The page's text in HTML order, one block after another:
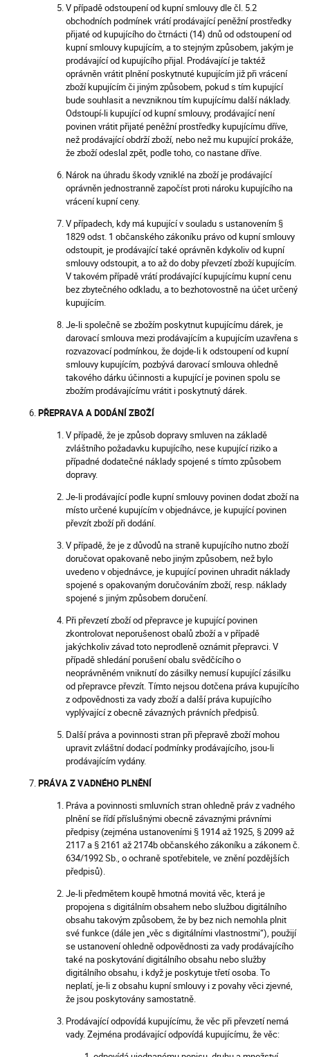
V případě odstoupení od kupní smlouvy dle čl. 5.2
obchodních podmínek vrátí prodávající peněžní prostředky
přijaté od kupujícího do čtrnácti (14) dnů od odstoupení od
kupní smlouvy kupujícím, a to stejným způsobem, jakým je
prodávající od kupujícího přijal. Prodávající je taktéž
oprávněn vrátit plnění poskytnuté kupujícím již při vrácení
zboží kupujícím či jiným způsobem, pokud s tím kupující
bude souhlasit a nevzniknou tím kupujícímu další náklady.
Odstoupí-li kupující od kupní smlouvy, prodávající není
povinen vrátit přijaté peněžní prostředky kupujícímu dříve,
než prodávající obdrží zboží, nebo než mu kupující prokáže,
že zboží odeslal zpět, podle toho, co nastane dříve.
Nárok na úhradu škody vzniklé na zboží je prodávající
oprávněn jednostranně započíst proti nároku kupujícího na
vrácení kupní ceny.
V případech, kdy má kupující v souladu s ustanovením §
1829 odst. 1 občanského zákoníku právo od kupní smlouvy
odstoupit, je prodávající také oprávněn kdykoliv od kupní
smlouvy odstoupit, a to až do doby převzetí zboží kupujícím.
V takovém případě vrátí prodávající kupujícímu kupní cenu
bez zbytečného odkladu, a to bezhotovostně na účet určený
kupujícím.
Je-li společně se zbožím poskytnut kupujícímu dárek, je
darovací smlouva mezi prodávajícím a kupujícím uzavřena s
rozvazovací podmínkou, že dojde-li k odstoupení od kupní
smlouvy kupujícím, pozbývá darovací smlouva ohledně
takového dárku účinnosti a kupující je povinen spolu se
zbožím prodávajícímu vrátit i poskytnutý dárek.
PŘEPRAVA A DODÁNÍ ZBOŽÍ
V případě, že je způsob dopravy smluven na základě
zvláštního požadavku kupujícího, nese kupující riziko a
případné dodatečné náklady spojené s tímto způsobem
dopravy.
Je-li prodávající podle kupní smlouvy povinen dodat zboží na
místo určené kupujícím v objednávce, je kupující povinen
převzít zboží při dodání.
V případě, že je z důvodů na straně kupujícího nutno zboží
doručovat opakovaně nebo jiným způsobem, než bylo
uvedeno v objednávce, je kupující povinen uhradit náklady
spojené s opakovaným doručováním zboží, resp. náklady
spojené s jiným způsobem doručení.
Při převzetí zboží od přepravce je kupující povinen
zkontrolovat neporušenost obalů zboží a v případě
jakýchkoliv závad toto neprodleně oznámit přepravci. V
případě shledání porušení obalu svědčícího o
neoprávněném vniknutí do zásilky nemusí kupující zásilku
od přepravce převzít. Tímto nejsou dotčena práva kupujícího
z odpovědnosti za vady zboží a další práva kupujícího
vyplývající z obecně závazných právních předpisů.
Další práva a povinnosti stran při přepravě zboží mohou
upravit zvláštní dodací podmínky prodávajícího, jsou-li
prodávajícím vydány.
PRÁVA Z VADNÉHO PLNĚNÍ
Práva a povinnosti smluvních stran ohledně práv z vadného
plnění se řídí příslušnými obecně závaznými právními
předpisy (zejména ustanoveními § 1914 až 1925, § 2099 až
2117 a § 2161 až 2174b občanského zákoníku a zákonem č.
634/1992 Sb., o ochraně spotřebitele, ve znění pozdějších
předpisů).
Je-li předmětem koupě hmotná movitá věc, která je
propojena s digitálním obsahem nebo službou digitálního
obsahu takovým způsobem, že by bez nich nemohla plnit
své funkce (dále jen „věc s digitálními vlastnostmi“), použijí
se ustanovení ohledně odpovědnosti za vady prodávajícího
také na poskytování digitálního obsahu nebo služby
digitálního obsahu, i když je poskytuje třetí osoba. To
neplatí, je-li z obsahu kupní smlouvy i z povahy věci zjevné,
že jsou poskytovány samostatně.
Prodávající odpovídá kupujícímu, že věc při převzetí nemá
vady. Zejména prodávající odpovídá kupujícímu, že věc: